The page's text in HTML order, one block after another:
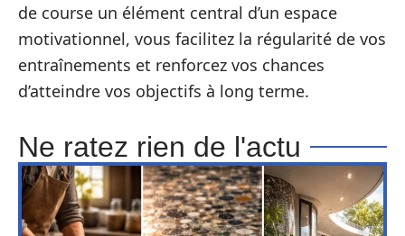
de course un élément central d’un espace
motivationnel, vous facilitez la régularité de vos
entraînements et renforcez vos chances
d’atteindre vos objectifs à long terme.
Ne ratez rien de l'actu